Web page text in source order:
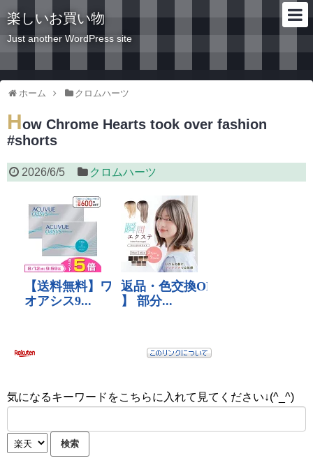
楽しいお買い物
Just another WordPress site
ホーム クロムハーツ
How Chrome Hearts took over fashion
#shorts
2026/6/5 クロムハーツ
気になるキーワードをこちらに入れて見てください↓(^_^)